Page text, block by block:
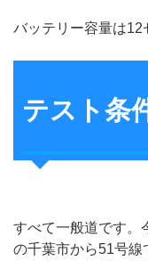
バッテリー容量は12
テスト条
すべて一般道です。
の千葉市から51号線